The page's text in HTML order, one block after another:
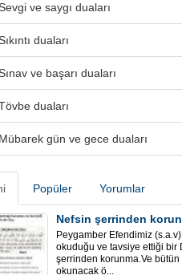
ve saygı duaları
duaları
ve başarı duaları
duaları
Mübarek gün ve gece duaları
Popüler Yorumlar
Peygamber Efendimiz
okuduğu ve tavsiye ettiği bir
şerrinden korunma.Ve bütün
okunacak ö...